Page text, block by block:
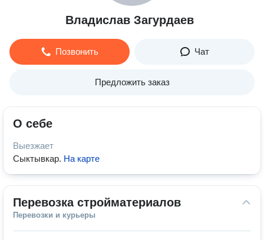
Владислав Загурдаев
Позвонить Чат
Предложить заказ
О себе
Выезжает
Сыктывкар. На карте
Перевозка стройматериалов
Перевозки и курьеры